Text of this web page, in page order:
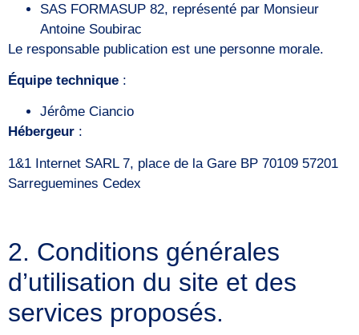
SAS FORMASUP 82, représenté par Monsieur
Antoine Soubirac
Le responsable publication est une personne morale.
Équipe technique :
Jérôme Ciancio
Hébergeur :
1&1 Internet SARL 7, place de la Gare BP 70109 57201
Sarreguemines Cedex
2. Conditions générales
d’utilisation du site et des
services proposés.